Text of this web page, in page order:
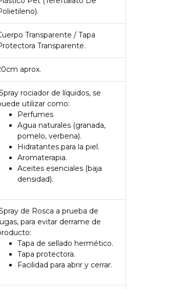
Transparente / Tapa
Transparente.
aprox.
rociador de líquidos, se
utilizar como:
Perfumes
Agua naturales (granada,
pomelo, verbena).
Hidratantes para la piel.
Aromaterapia.
Aceites esenciales (baja
densidad).
de Rosca a prueba de
para evitar derrame de
Tapa de sellado hermético.
Tapa protectora.
Facilidad para abrir y cerrar.